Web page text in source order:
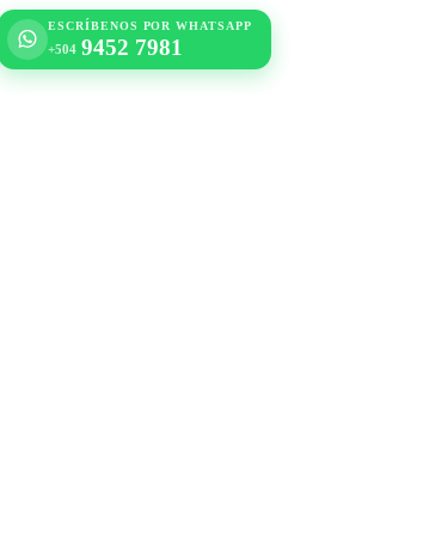
ESCRÍBENOS POR WHATSAPP
+504 9452 7981